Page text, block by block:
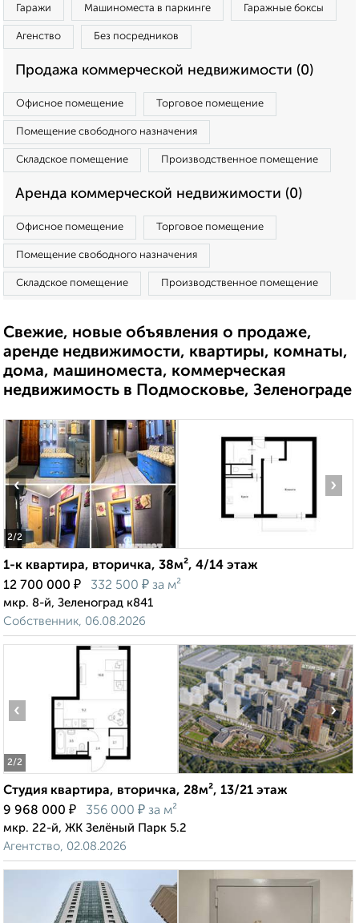
Гаражи Машиноместа в паркинге Гаражные боксы
Агенство Без посредников
Продажа коммерческой недвижимости (0)
Офисное помещение Торговое помещение
Помещение свободного назначения
Складское помещение Производственное помещение
Аренда коммерческой недвижимости (0)
Офисное помещение Торговое помещение
Помещение свободного назначения
Складское помещение Производственное помещение
Свежие, новые объявления о продаже,
аренде недвижимости, квартиры, комнаты,
дома, машиноместа, коммерческая
недвижимость в Подмосковье, Зеленограде
2/2
‹ ›
1-к квартира, вторичка, 38м², 4/14 этаж
12 700 000 ₽ 332 500 ₽ за м²
мкр. 8-й, Зеленоград к841
Собственник, 06.08.2026
2/2
‹ ›
Студия квартира, вторичка, 28м², 13/21 этаж
9 968 000 ₽ 356 000 ₽ за м²
мкр. 22-й, ЖК Зелёный Парк 5.2
Агентство, 02.08.2026